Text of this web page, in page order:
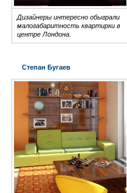
Дизайнеры интересно обыграли
малогабаритность квартирки в
центре Лондона.
Степан Бугаев